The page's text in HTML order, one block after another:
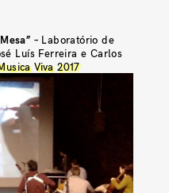
– Laboratório de
Luís Ferreira e Carlos
Viva 2017